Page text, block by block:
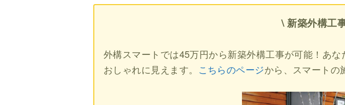
\ 新築外構工
外構スマートでは45万円から新築外構工事が可能！あ
おしゃれに見えます。 こちらのページから、スマートの